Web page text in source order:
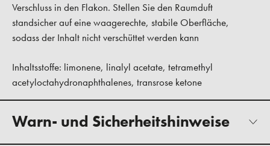
Verschluss in den Flakon. Stellen Sie den Raumduft
standsicher auf eine waagerechte, stabile Oberfläche,
sodass der Inhalt nicht verschüttet werden kann
Inhaltsstoffe: limonene, linalyl acetate, tetramethyl
acetyloctahydronaphthalenes, transrose ketone
Warn- und Sicherheitshinweise